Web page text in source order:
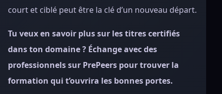
court et ciblé peut être la clé d’un nouveau départ.
Tu veux en savoir plus sur les titres certifiés
dans ton domaine ? Échange avec des
professionnels sur PrePeers pour trouver la
formation qui t’ouvrira les bonnes portes.